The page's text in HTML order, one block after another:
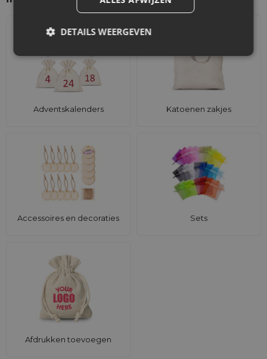
Adventskalenders Katoenen zakjes
Accessoires en decoraties Sets
Afdrukken toevoegen
DETAILS WEERGEVEN